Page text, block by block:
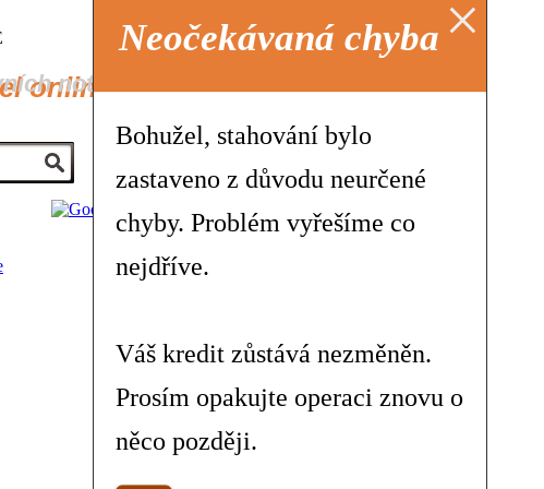
online not v ČR
not
Neočekávaná chyba ×
Bohužel, stahování bylo
zastaveno z důvodu neurčené
chyby. Problém vyřešíme co
nejdříve.
Váš kredit zůstává nezměněn.
Prosím opakujte operaci znovu o
něco později.